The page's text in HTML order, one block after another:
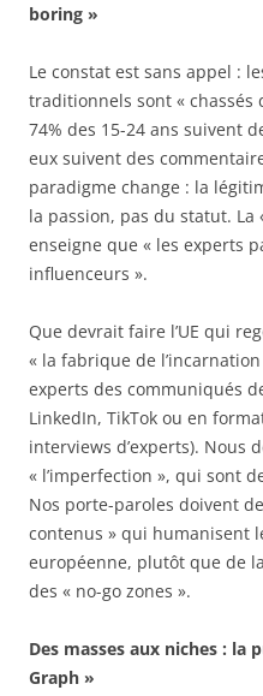
boring »
Le constat est sans appel :
traditionnels sont « chassés
74% des 15-24 ans suivent
eux suivent des
paradigme change : la
la passion, pas du statut. La
enseigne que « les experts
influenceurs ».
Que devrait faire l’UE qui
« la fabrique de
experts des communiqués
LinkedIn, TikTok ou en
interviews d’experts). Nous
« l’imperfection », qui sont
Nos porte-paroles doivent
contenus » qui humanisent
européenne, plutôt que de
des « no-go zones ».
Des masses aux niches : la
Graph »